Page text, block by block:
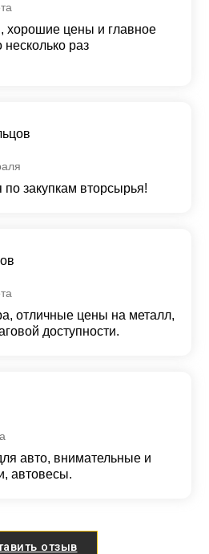
хорошие цены и главное
раз
закупкам вторсырья!
отличные цены на металл,
доступности.
авто, внимательные и
автовесы.
отзыв